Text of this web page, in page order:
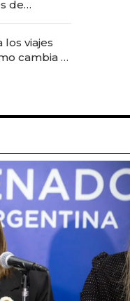
de
los viajes
cambia el